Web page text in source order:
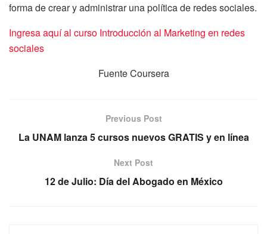
forma de crear y administrar una política de redes sociales.
Ingresa aquí al curso Introducción al Marketing en redes
sociales
Fuente Coursera
Previous Post
La UNAM lanza 5 cursos nuevos GRATIS y en línea
Next Post
12 de Julio: Día del Abogado en México